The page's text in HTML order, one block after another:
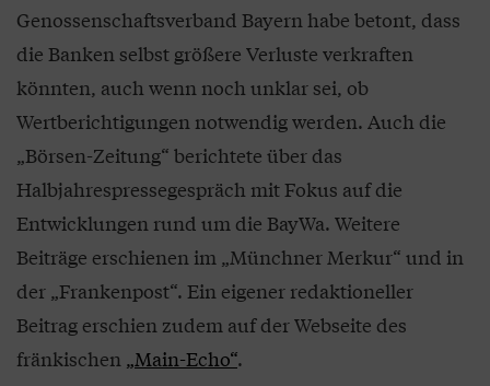
Genossenschaftsverband Bayern habe betont, dass
die Banken selbst größere Verluste verkraften
könnten, auch wenn noch unklar sei, ob
Wertberichtigungen notwendig werden. Auch die
„Börsen-Zeitung“ berichtete über das
Halbjahrespressegespräch mit Fokus auf die
Entwicklungen rund um die BayWa. Weitere
Beiträge erschienen im „Münchner Merkur“ und in
der „Frankenpost“. Ein eigener redaktioneller
Beitrag erschien zudem auf der Webseite des
fränkischen „Main-Echo“.